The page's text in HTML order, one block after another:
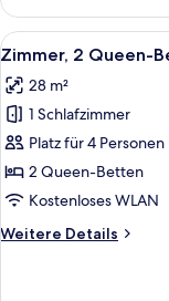
1
Queen-
Bett
Alle
Fotos
für
Zimmer,
2 Queen-
Betten
anzeigen
7
Zimmer, 2 Queen-
28 m²
1 Schlafzimmer
Platz für 4 Personen
2 Queen-Betten
Kostenloses WLAN
Weitere Details
Weitere